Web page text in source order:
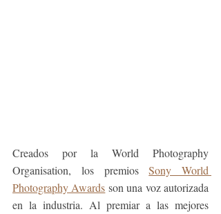
Creados por la World Photography
Organisation, los premios Sony World
Photography Awards son una voz autorizada
en la industria. Al premiar a las mejores